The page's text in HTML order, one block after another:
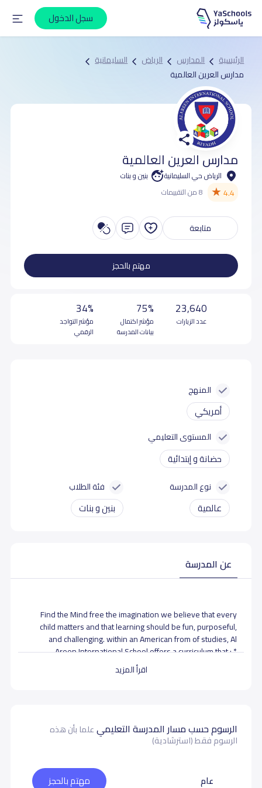
سجل الدخول
الرئيسية المدارس الرياض
السليمانية
مدارس العرين العالمية
مدارس العرين العالمية
الرياض حي السليمانية بنين و بنات
4.4
★ 8 من التقييمات
متابعة
مهتم بالحجز
23,640
عدد الزيارات
75%
مؤشر اكتمال
بيانات المدرسة
34%
مؤشر التواجد
الرقمي
المنهج
أمريكي
المستوى التعليمي
حضانة و إبتدائية
نوع المدرسة
عالمية
فئة الطلاب
بنين و بنات
عن المدرسة
اقرأ المزيد
Find the Mind free the imagination we believe that every
child matters and that learning should be fun, purposeful,
and challenging. within an American from of studies, Al
Areen International School offers a curriculum that : *
Reinforces Islamic Values. * Is aligned with college and work
expectations. * is clear, understandable and consistent.
Our Vision Is To Create A K-12 School That Is Highly
Regarded For Its Academic Excellence, And For Its
Contribution In Actively Serving And Improving The
- الرسالة -
الرسوم حسب مسار المدرسة التعليميعلما بأن هذه
الرسوم فقط (استرشادية)
عام مهتم بالحجز